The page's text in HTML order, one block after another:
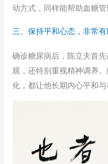
动方式，同样能帮助血糖管
三、保持平和心态，非常
确诊糖尿病后，陈立夫首
观，还特别重视精神调养
化，都让他长期内心平和与